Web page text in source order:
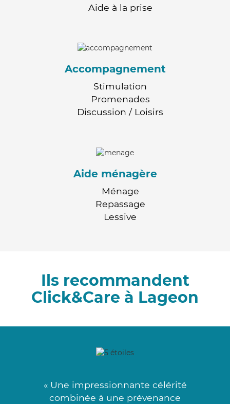
Aide à la prise
Accompagnement
Stimulation
Promenades
Discussion / Loisirs
Aide ménagère
Ménage
Repassage
Lessive
Ils recommandent
Click&Care à Lageon
« Une impressionnante célérité
combinée à une prévenance